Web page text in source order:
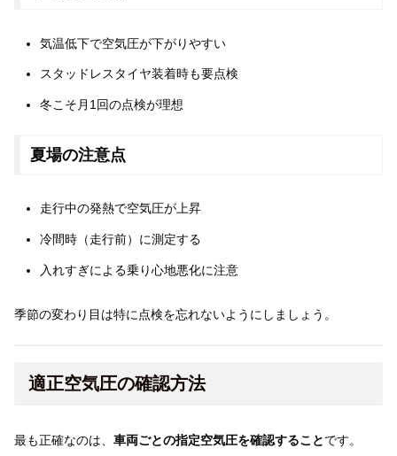
気温低下で空気圧が下がりやすい
スタッドレスタイヤ装着時も要点検
冬こそ月1回の点検が理想
夏場の注意点
走行中の発熱で空気圧が上昇
冷間時（走行前）に測定する
入れすぎによる乗り心地悪化に注意
季節の変わり目は特に点検を忘れないようにしましょう。
適正空気圧の確認方法
最も正確なのは、 車両ごとの指定空気圧を確認することです。